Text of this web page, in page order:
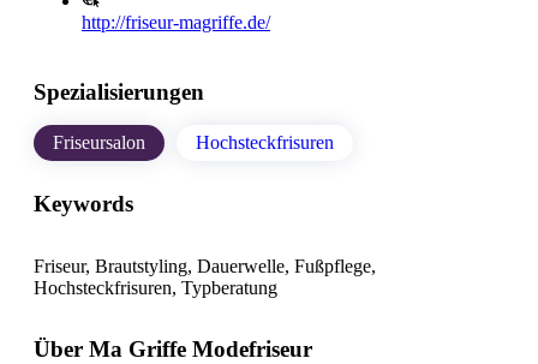
http://friseur-magriffe.de/
Spezialisierungen
Friseursalon Hochsteckfrisuren
Keywords
Friseur, Brautstyling, Dauerwelle, Fußpflege,
Hochsteckfrisuren, Typberatung
Über Ma Griffe Modefriseur